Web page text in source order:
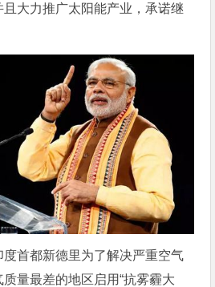
大力推广太阳能产业，承诺继
首都新德里为了解决严重空气
量最差的地区启用“抗雾霾大